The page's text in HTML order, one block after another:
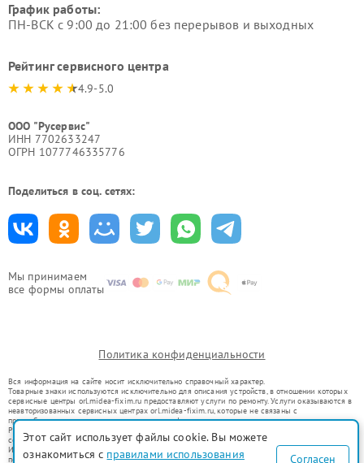
Мы принимаем
все формы оплаты
График работы:
ПН-ВСК с 9:00 до 21:00 без перерывов и выходных
Рейтинг сервисного центра
4.9-5.0
ООО "Русервис"
ИНН 7702633247
ОГРН 1077746335776
Поделиться в соц. сетях:
Политика конфиденциальности
Вся информация на сайте носит исключительно справочный характер.
Товарные знаки используются исключительно для описания устройств, в отношении которых
сервисные центры orl.midea-fixim.ru предоставляют услуги по ремонту. Услуги оказываются в
неавторизованных сервисных центрах orl.midea-fixim.ru, которые не связаны с
правообладателями товарных знаков или их официальными представителями.
Ремонт осуществляется для устройств, уже введенных в гражданский оборот в соответствии
со статьей 1487 ГК РФ.
Использование товарных знаков не преследует цели индивидуализации услуг или введения
потребителей в заблуждение, а служит для информирования о предоставляемых услугах по
Этот сайт использует файлы cookie. Вы можете
ознакомиться с правилами использования Согласен